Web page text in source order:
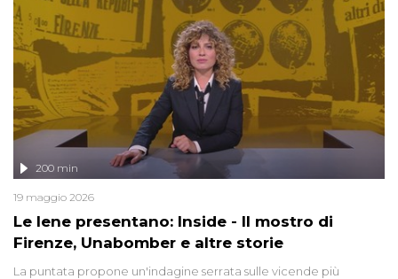
Le Iene presentano: Inside - Il mostro di
Firenze, Unabomber e altre storie
200 min
19 maggio 2026
La puntata propone un'indagine serrata sulle vicende più